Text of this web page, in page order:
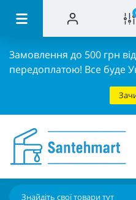
Замовлення до 500 грн
передоплатою! Все буде